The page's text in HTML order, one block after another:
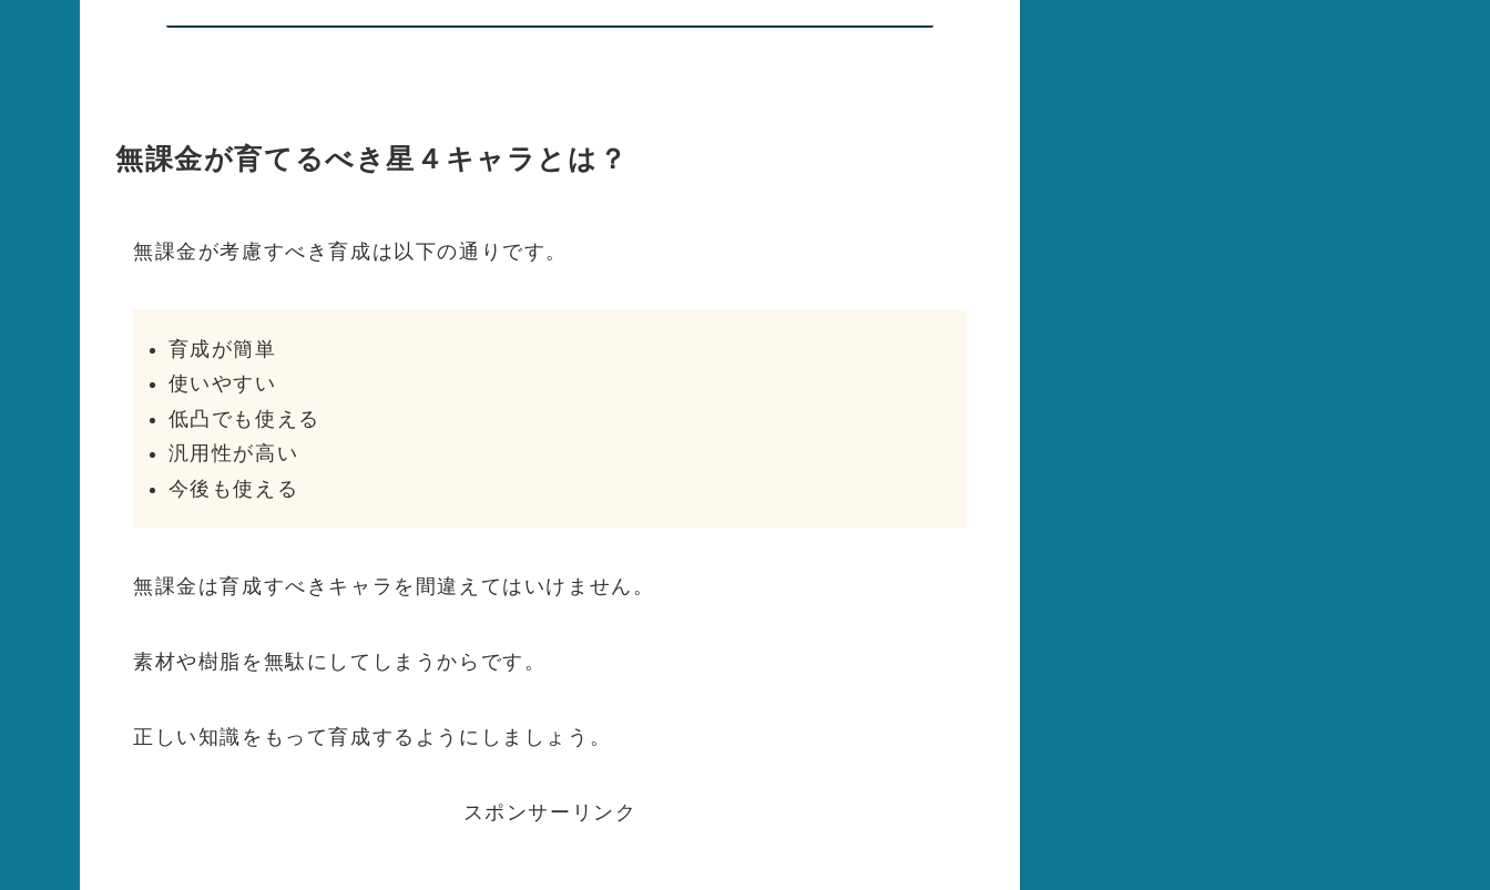
無課金が育てるべき星４キャラとは？
無課金が考慮すべき育成は以下の通りです。
育成が簡単
使いやすい
低凸でも使える
汎用性が高い
今後も使える
無課金は育成すべきキャラを間違えてはいけません。
素材や樹脂を無駄にしてしまうからです。
正しい知識をもって育成するようにしましょう。
スポンサーリンク